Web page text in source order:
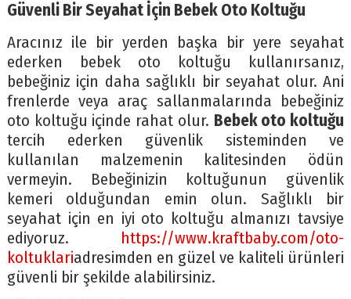
Güvenli Bir Seyahat İçin Bebek Oto Koltuğu
Aracınız ile bir yerden başka bir yere seyahat
ederken bebek oto koltuğu kullanırsanız,
bebeğiniz için daha sağlıklı bir seyahat olur. Ani
frenlerde veya araç sallanmalarında bebeğiniz
oto koltuğu içinde rahat olur. Bebek oto koltuğu
tercih ederken güvenlik sisteminden ve
kullanılan malzemenin kalitesinden ödün
vermeyin. Bebeğinizin koltuğunun güvenlik
kemeri olduğundan emin olun. Sağlıklı bir
seyahat için en iyi oto koltuğu almanızı tavsiye
ediyoruz. https://www.kraftbaby.com/oto-
koltuklariadresimden en güzel ve kaliteli ürünleri
güvenli bir şekilde alabilirsiniz.